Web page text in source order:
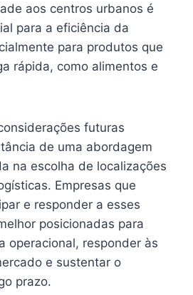
aos centros urbanos é
para a eficiência da
para produtos que
rápida, como alimentos e
futuras
de uma abordagem
na escolha de localizações
Empresas que
e responder a esses
posicionadas para
operacional, responder às
e sustentar o
prazo.